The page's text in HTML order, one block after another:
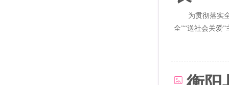
为贯彻落实
全”“送社会关爱